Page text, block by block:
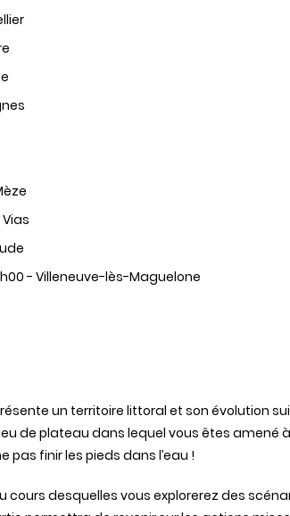
- Villeneuve-lès-Maguelone
un territoire littoral et son évolution
de plateau dans lequel vous êtes amené
finir les pieds dans l’eau !
cours desquelles vous explorerez des